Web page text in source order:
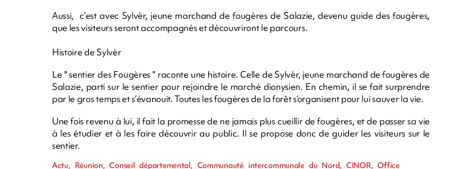
Aussi, c’est avec Sylvèr, jeune marchand de fougères de Salazie, devenu guide des fougères,
que les visiteurs seront accompagnés et découvriront le parcours.
Histoire de Sylvèr
Le " sentier des Fougères " raconte une histoire. Celle de Sylvèr, jeune marchand de fougères de
Salazie, parti sur le sentier pour rejoindre le marché dionysien. En chemin, il se fait surprendre
par le gros temps et s’évanouit. Toutes les fougères de la forêt s’organisent pour lui sauver la vie.
Une fois revenu à lui, il fait la promesse de ne jamais plus cueillir de fougères, et de passer sa vie
à les étudier et à les faire découvrir au public. Il se propose donc de guider les visiteurs sur le
sentier.
Actu, Réunion, Conseil départemental, Communauté intercommunale du Nord, CINOR, Office